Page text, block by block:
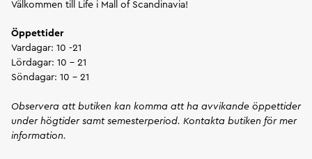
Välkommen till Life i Mall of Scandinavia!
Öppettider
Vardagar: 10 -21
Lördagar: 10 - 21
Söndagar: 10 - 21
Observera att butiken kan komma att ha avvikande öppettider
under högtider samt semesterperiod. Kontakta butiken för mer
information.